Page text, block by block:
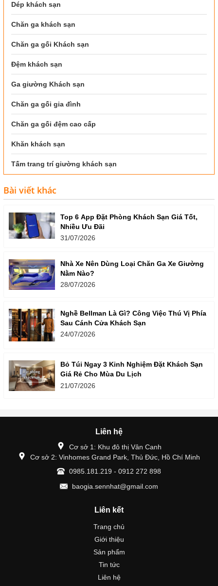
Dép khách sạn
Chăn ga khách sạn
Chăn ga gối Khách sạn
Đệm khách sạn
Ga giường Khách sạn
Chăn ga gối gia đình
Chăn ga gối đệm cao cấp
Khăn khách sạn
Tấm trang trí giường khách sạn
Bài viết khác
Top 6 App Đặt Phòng Khách Sạn Giá Tốt,
Nhiều Ưu Đãi
31/07/2026
Nhà Xe Nên Dùng Loại Chăn Ga Xe Giường
Nằm Nào?
28/07/2026
Nghề Bellman Là Gì? Công Việc Thú Vị Phía
Sau Cánh Cửa Khách Sạn
24/07/2026
Bỏ Túi Ngay 3 Kinh Nghiệm Đặt Khách Sạn
Giá Rẻ Cho Mùa Du Lịch
21/07/2026
Liên hệ
Cơ sở 1: Khu đô thị Vân Canh
Cơ sở 2: Vinhomes Grand Park, Thủ Đức, Hồ Chí Minh
0985.181.219 - 0912 272 898
baogia.sennhat@gmail.com
Liên kết
Trang chủ
Giới thiệu
Sản phẩm
Tin tức
Liên hệ